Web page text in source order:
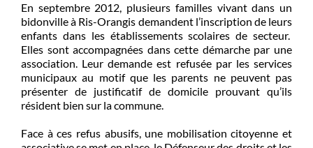
En septembre 2012, plusieurs familles vivant dans un
bidonville à Ris-Orangis demandent l’inscription de leurs
enfants dans les établissements scolaires de secteur.
Elles sont accompagnées dans cette démarche par une
association. Leur demande est refusée par les services
municipaux au motif que les parents ne peuvent pas
présenter de justificatif de domicile prouvant qu’ils
résident bien sur la commune.
Face à ces refus abusifs, une mobilisation citoyenne et